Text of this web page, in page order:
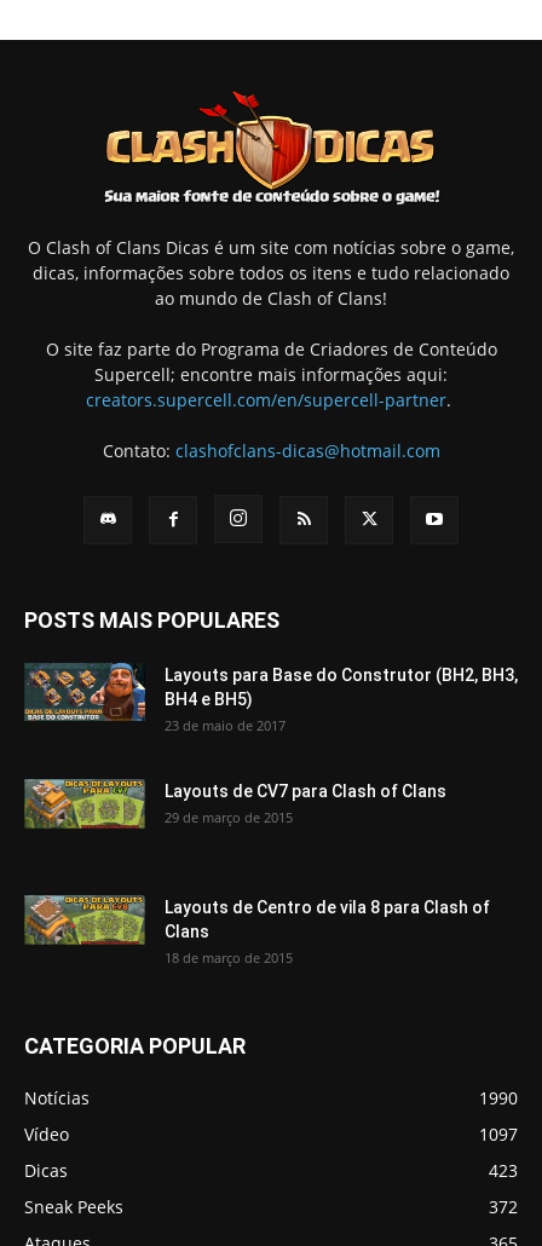
O Clash of Clans Dicas é um site com notícias sobre o game,
dicas, informações sobre todos os itens e tudo relacionado
ao mundo de Clash of Clans!
O site faz parte do Programa de Criadores de Conteúdo
Supercell; encontre mais informações aqui:
creators.supercell.com/en/supercell-partner.
Contato: clashofclans-dicas@hotmail.com
POSTS MAIS POPULARES
Layouts para Base do Construtor (BH2, BH3,
BH4 e BH5)
23 de maio de 2017
Layouts de CV7 para Clash of Clans
29 de março de 2015
Layouts de Centro de vila 8 para Clash of
Clans
18 de março de 2015
CATEGORIA POPULAR
Notícias
1990
Vídeo
1097
Dicas
423
Sneak Peeks
372